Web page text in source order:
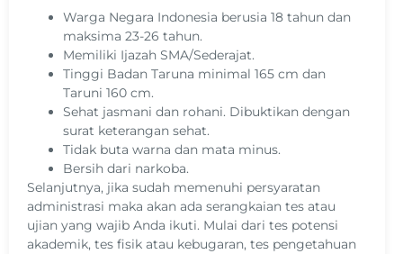
Warga Negara Indonesia berusia 18 tahun dan
maksima 23-26 tahun.
Memiliki Ijazah SMA/Sederajat.
Tinggi Badan Taruna minimal 165 cm dan
Taruni 160 cm.
Sehat jasmani dan rohani. Dibuktikan dengan
surat keterangan sehat.
Tidak buta warna dan mata minus.
Bersih dari narkoba.
Selanjutnya, jika sudah memenuhi persyaratan
administrasi maka akan ada serangkaian tes atau
ujian yang wajib Anda ikuti. Mulai dari tes potensi
akademik, tes fisik atau kebugaran, tes pengetahuan